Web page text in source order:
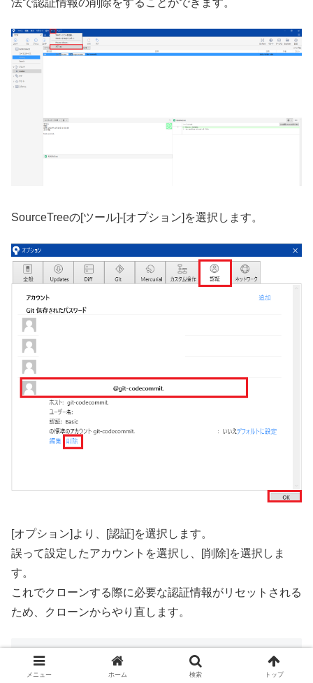
法で認証情報の削除をすることができます。
SourceTreeの[ツール]-[オプション]を選択します。
[オプション]より、[認証]を選択します。
誤って設定したアカウントを選択し、[削除]を選択しま
す。
これでクローンする際に必要な認証情報がリセットされる
ため、クローンからやり直します。
まとめ
メニュー ホーム 検索 トップ